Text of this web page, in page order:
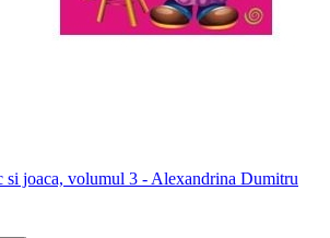
si joaca, volumul 3 - Alexandrina Dumitru